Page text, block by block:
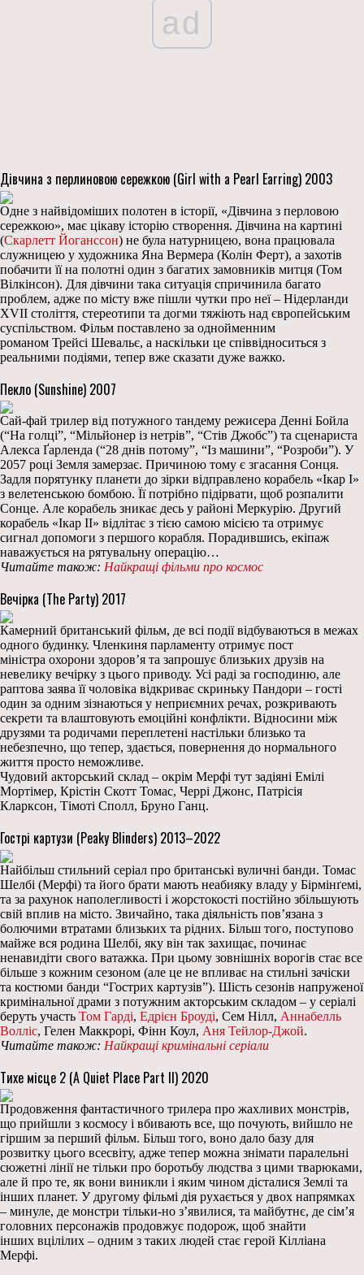
ad
Дівчина з перлиновою сережкою (Girl with a Pearl Earring) 2003
Одне з найвідоміших полотен в історії, «Дівчина з перловою
сережкою», має цікаву історію створення. Дівчина на картині
(Скарлетт Йоганссон) не була натурницею, вона працювала
служницею у художника Яна Вермера (Колін Ферт), а захотів
побачити її на полотні один з багатих замовників митця (Том
Вілкінсон). Для дівчини така ситуація спричинила багато
проблем, адже по місту вже пішли чутки про неї – Нідерланди
XVII століття, стереотипи та догми тяжіють над європейським
суспільством. Фільм поставлено за однойменним
романом Трейсі Шевальє, а наскільки це співвідноситься з
реальними подіями, тепер вже сказати дуже важко.
Пекло (Sunshine) 2007
Сай-фай трилер від потужного тандему режисера Денні Бойла
(“На голці”, “Мільйонер із нетрів”, “Стів Джобс”) та сценариста
Алекса Ґарленда (“28 днів потому”, “Із машини”, “Розроби”). У
2057 році Земля замерзає. Причиною тому є згасання Сонця.
Задля порятунку планети до зірки відправлено корабель «Ікар I»
з велетенською бомбою. Її потрібно підірвати, щоб розпалити
Сонце. Але корабель зникає десь у районі Меркурію. Другий
корабель «Ікар IІ» відлітає з тією самою місією та отримує
сигнал допомоги з першого корабля. Порадившись, екіпаж
наважується на рятувальну операцію…
Читайте також: Найкращі фільми про космос
Вечірка (The Party) 2017
Камерний британський фільм, де всі події відбуваються в межах
одного будинку. Членкиня парламенту отримує пост
міністра охорони здоров’я та запрошує близьких друзів на
невелику вечірку з цього приводу. Усі раді за господиню, але
раптова заява її чоловіка відкриває скриньку Пандори – гості
один за одним зізнаються у неприємних речах, розкривають
секрети та влаштовують емоційні конфлікти. Відносини між
друзями та родичами переплетені настільки близько та
небезпечно, що тепер, здається, повернення до нормального
життя просто неможливе.
Чудовий акторський склад – окрім Мерфі тут задіяні Емілі
Мортімер, Крістін Скотт Томас, Черрі Джонс, Патрісія
Кларксон, Тімоті Сполл, Бруно Ганц.
Гострі картузи (Peaky Blinders) 2013–2022
Найбільш стильний серіал про британські вуличні банди. Томас
Шелбі (Мерфі) та його брати мають неабияку владу у Бірмінґемі,
та за рахунок наполегливості і жорстокості постійно збільшують
свій вплив на місто. Звичайно, така діяльність пов’язана з
болючими втратами близьких та рідних. Більш того, поступово
майже вся родина Шелбі, яку він так захищає, починає
ненавидіти свого ватажка. При цьому зовнішніх ворогів стає все
більше з кожним сезоном (але це не впливає на стильні зачіски
та костюми банди “Гострих картузів”). Шість сезонів напруженої
кримінальної драми з потужним акторським складом – у серіалі
беруть участь Том Гарді, Едрієн Броуді, Сем Нілл, Аннабелль
Волліс, Гелен Маккрорі, Фінн Коул, Аня Тейлор-Джой.
Читайте також: Найкращі кримінальні серіали
Тихе місце 2 (A Quiet Place Part II) 2020
Продовження фантастичного трилера про жахливих монстрів,
що прийшли з космосу і вбивають все, що почують, вийшло не
гіршим за перший фільм. Більш того, воно дало базу для
розвитку цього всесвіту, адже тепер можна знімати паралельні
сюжетні лінії не тільки про боротьбу людства з цими тварюками,
але й про те, як вони виникли і яким чином дісталися Землі та
інших планет. У другому фільмі дія рухається у двох напрямках
– минуле, де монстри тільки-но з’явилися, та майбутнє, де сім’я
головних персонажів продовжує подорож, щоб знайти
інших вцілілих – одним з таких людей стає герой Кілліана
Мерфі.